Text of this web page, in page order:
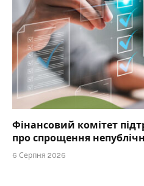
Фінансовий комітет
про спрощення
6 Серпня 2026